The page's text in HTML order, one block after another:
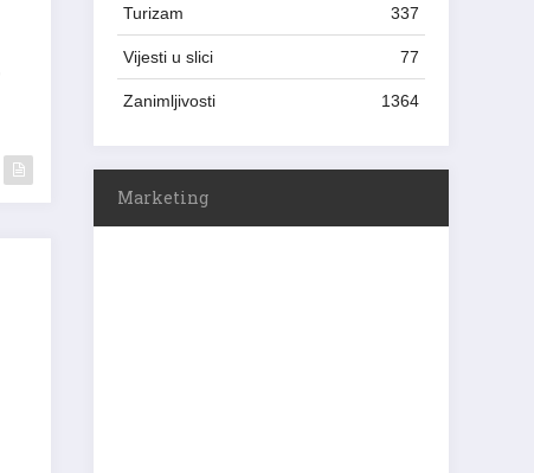
Turizam 337
Vijesti u slici 77
Zanimljivosti 1364
Marketing